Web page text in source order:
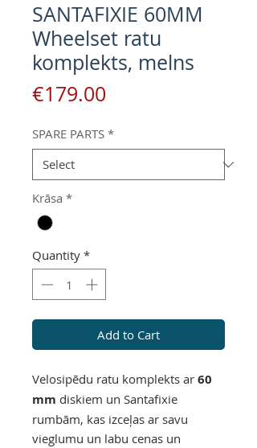
SANTAFIXIE 60MM
Wheelset ratu
komplekts, melns
€179.00
SPARE PARTS *
Krāsa *
Quantity *
Add to Cart
Velosipēdu ratu komplekts ar 60
mm diskiem un Santafixie
rumbām, kas izceļas ar savu
vieglumu un labu cenas un